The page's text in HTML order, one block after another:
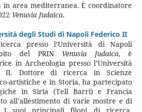
in area mediterranea. È coordinatore
Venusia Judaica.
degli Studi di Napoli Federico II
presso l’Università di Napoli
del PRIN Venusia Judaica, è
in Archeologia presso l’Università
II. Dottore di ricerca in Scienze
artistiche e in Storia, ha partecipato
in Siria (Tell Barri) e Francia
all’allestimento di varie mostre e di